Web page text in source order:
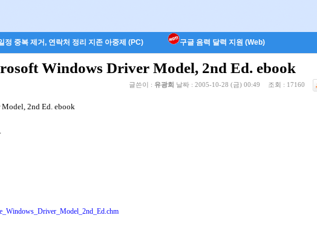
정 중복 제거, 연락처 정리 지존 아중제 (PC) 구글 음력 달력 지원 (Web)
Windows Driver Model, 2nd Ed. ebook
글쓴이 : 유광희 날짜 : 2005-10-28 (금) 00:49 조회 : 17160
2nd Ed. ebook